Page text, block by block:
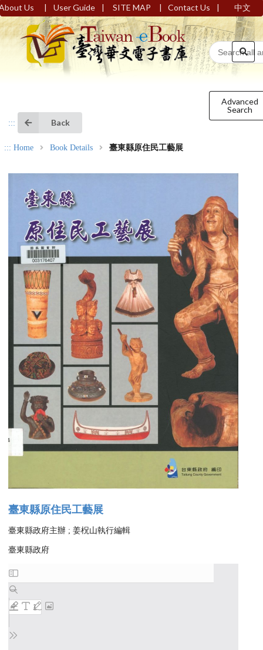
Us | User Guide | SITE MAP | Contact Us | 中文
Advanced
Search
::: Back
::: Home Book Details 臺東縣原住民工藝展
臺東縣原住民工藝展
臺東縣政府主辦 ; 姜柷山執行編輯
臺東縣政府